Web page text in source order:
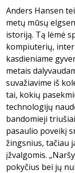
Anders Hansen
metų mūsų
istoriją. Tą lėmė
kompiuterių,
kasdieniame
metais
suvažiavime iš
tai, kokių
technologijų
bandomieji
pasaulio poveikį
žingsnius, tačiau
įžvalgomis.
pokyčius bei jų